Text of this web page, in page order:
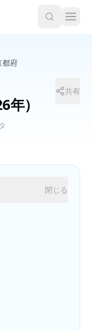
都府
年）
共有
閉じる